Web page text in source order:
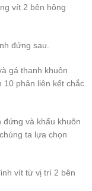
vít 2 bên hông
đứng sau.
gá thanh khuôn
10 phân liên kết chắc
đứng và khấu khuôn
ta lựa chọn
vít từ vị trí 2 bên